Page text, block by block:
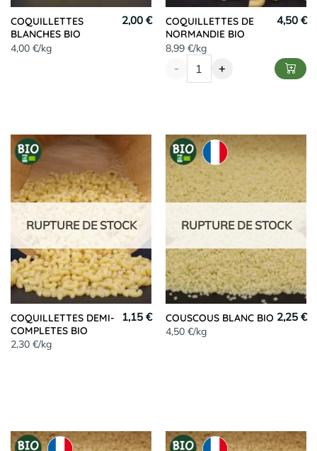
COQUILLETTES
BLANCHES BIO
4,00 €/kg
2,00 €
COQUILLETTES DE
NORMANDIE BIO
8,99 €/kg
4,50 €
- +
RUPTURE DE STOCK
COQUILLETTES DEMI-
COMPLETES BIO
2,30 €/kg
1,15 €
RUPTURE DE STOCK
COUSCOUS BLANC BIO
4,50 €/kg
2,25 €